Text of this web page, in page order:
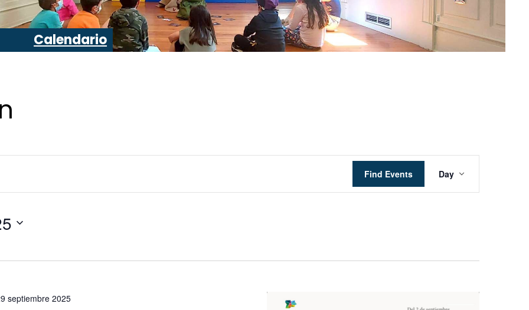
Calendario
Find Events
Views
Navigation
Day
septiembre 2025